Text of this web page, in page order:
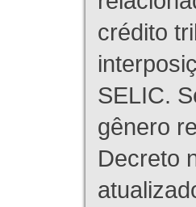
crédito
SELIC.
gênero
Decreto